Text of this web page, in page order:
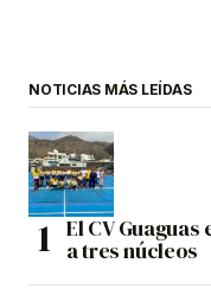
NOTICIAS MÁS LEÍDAS
El CV
a tres núcleos